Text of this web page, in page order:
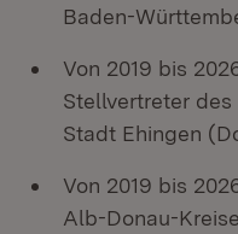
Baden-
Von 2019 bis
Stellvertreter
Stadt Ehingen
Von 2019 bis
Alb-Donau-